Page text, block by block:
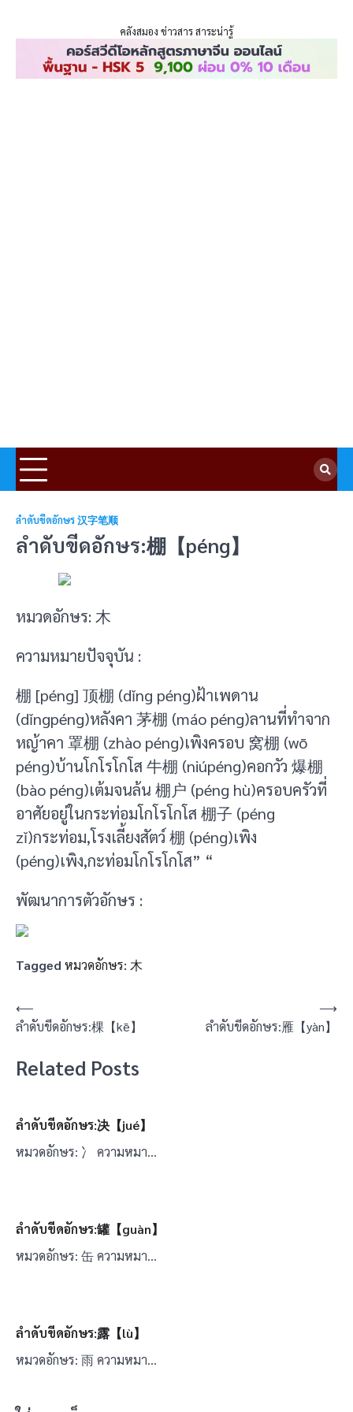
คลังสมอง ข่าวสาร สาระน่ารู้
ลำดับขีดอักษร 汉字笔顺
ลำดับขีดอักษร:棚【péng】
หมวดอักษร: 木
ความหมายปัจจุบัน :
棚 [péng] 顶棚 (dǐng péng)ฝ้าเพดาน
(dǐngpéng)หลังคา 茅棚 (máo péng)ลานที่ทำจาก
หญ้าคา 罩棚 (zhào péng)เพิงครอบ 窝棚 (wō
péng)บ้านโกโรโกโส 牛棚 (niúpéng)คอกวัว 爆棚
(bào péng)เต้มจนล้น 棚户 (péng hù)ครอบครัวที่
อาศัยอยู่ในกระท่อมโกโรโกโส 棚子 (péng
zǐ)กระท่อม,โรงเลี้ยงสัตว์ 棚 (péng)เพิง
(péng)เพิง,กะท่อมโกโรโกโส” “
พัฒนาการตัวอักษร :
Tagged หมวดอักษร: 木
แนะแนว
เรื่อง
⟵
ลำดับขีดอักษร:棵【kē】
ลำดับขีดอักษร:雁【yàn】
⟶
Related Posts
ลำดับขีดอักษร:决【jué】
หมวดอักษร: 冫 ความหมา…
ลำดับขีดอักษร:罐【guàn】
หมวดอักษร: 缶 ความหมา…
ลำดับขีดอักษร:露【lù】
หมวดอักษร: 雨 ความหมา…